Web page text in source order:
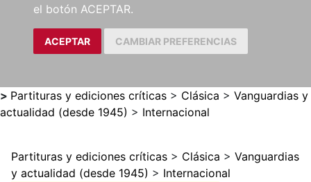
el botón ACEPTAR.
ACEPTAR CAMBIAR PREFERENCIAS
> Partituras y ediciones críticas > Clásica > Vanguardias y
actualidad (desde 1945) > Internacional
Partituras y ediciones críticas > Clásica > Vanguardias
y actualidad (desde 1945) > Internacional